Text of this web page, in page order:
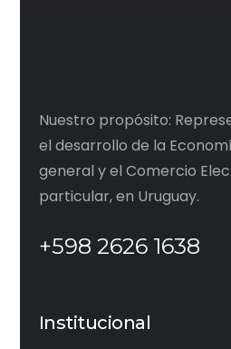
Nuestro propósito:
el desarrollo de la
general y el Comercio
particular, en Uruguay.
+598 2626 1638
Institucional